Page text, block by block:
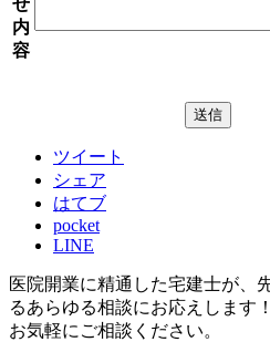
せ
内
容
ツイート
シェア
はてブ
pocket
LINE
医院開業に精通した宅建士が、
るあらゆる相談にお応えします！
お気軽にご相談ください。